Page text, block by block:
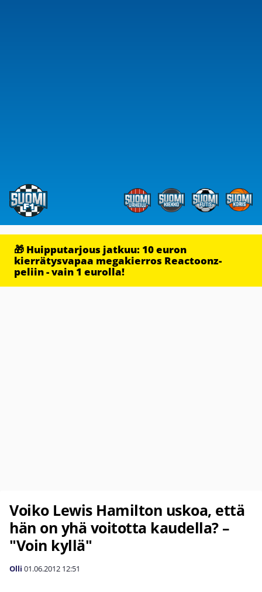
🎁 Huipputarjous jatkuu: 10 euron
kierrätysvapaa megakierros Reactoonz-
peliin - vain 1 eurolla!
Voiko Lewis Hamilton uskoa, että
hän on yhä voitotta kaudella? –
"Voin kyllä"
Olli 01.06.2012 12:51